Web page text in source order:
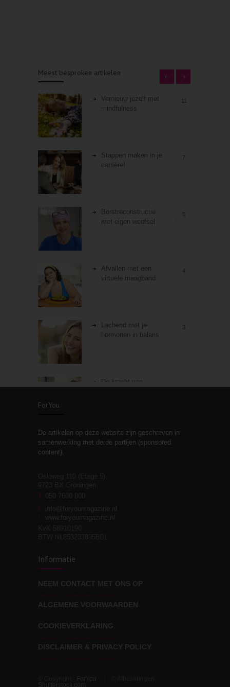
Meest besproken artikelen
Vernieuw jezelf met
mindfulness
Stappen maken in je
carrière!
7
Borstreconstructie
met eigen weefsel
5
Afvallen met een
virtuele maagband
4
Lachend met je
hormonen in balans
3
De kracht van
Stiefouderschap en
relaties
moeite!
Wat voor leider wil jij
zijn?
ForYou
De artikelen op deze website zijn geschreven in
samenwerking met derde partijen (sponsored
content).
T
E info@foryoumagazine.nl
www.foryoumagazine.nl
Informatie
NEEM CONTACT MET ONS OP
ALGEMENE VOORWAARDEN
COOKIEVERKLARING
DISCLAIMER & PRIVACY POLICY
ForYou
Shutterstock.com